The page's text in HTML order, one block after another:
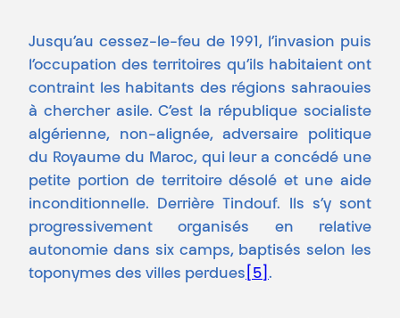
Jusqu’au cessez-le-feu de 1991, l’invasion puis
l’occupation des territoires qu’ils habitaient ont
contraint les habitants des régions sahraouies
à chercher asile. C’est la république socialiste
algérienne, non-alignée, adversaire politique
du Royaume du Maroc, qui leur a concédé une
petite portion de territoire désolé et une aide
inconditionnelle. Derrière Tindouf. Ils s’y sont
progressivement organisés en relative
autonomie dans six camps, baptisés selon les
toponymes des villes perdues [5] .